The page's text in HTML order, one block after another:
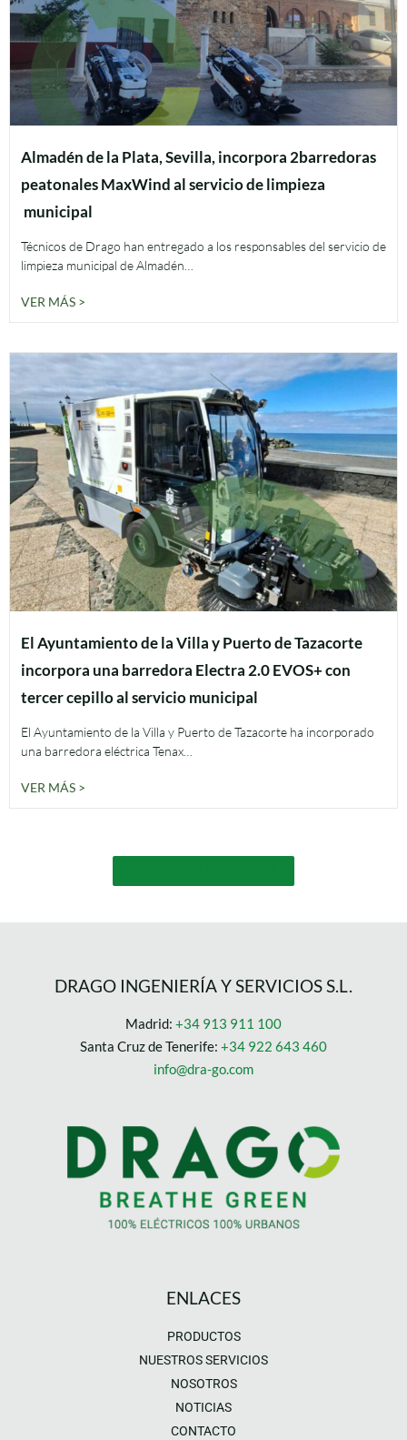
Almadén de la Plata, Sevilla, incorpora 2barredoras
peatonales MaxWind al servicio de limpieza
municipal
Técnicos de Drago han entregado a los responsables del servicio de
limpieza municipal de Almadén…
VER MÁS >
El Ayuntamiento de la Villa y Puerto de Tazacorte
incorpora una barredora Electra 2.0 EVOS+ con
tercer cepillo al servicio municipal
El Ayuntamiento de la Villa y Puerto de Tazacorte ha incorporado
una barredora eléctrica Tenax…
VER MÁS >
DRAGO INGENIERÍA Y SERVICIOS S.L.
Madrid: +34 913 911 100
Santa Cruz de Tenerife: +34 922 643 460
info@dra-go.com
ENLACES
PRODUCTOS
NUESTROS SERVICIOS
NOSOTROS
NOTICIAS
CONTACTO